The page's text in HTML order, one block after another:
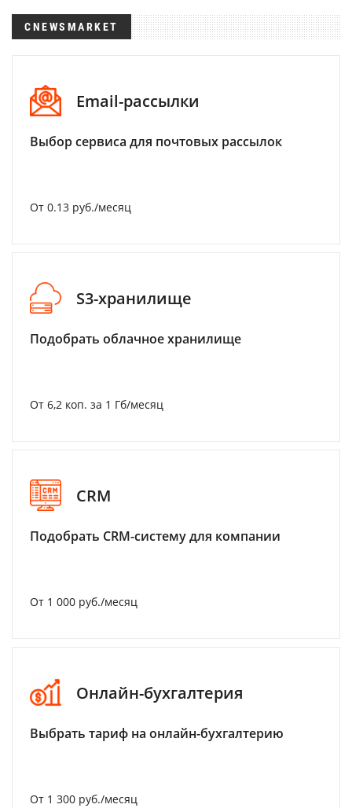
CNEWSMARKET
Email-рассылки
Выбор сервиса для почтовых рассылок
От 0.13 руб./месяц
S3-хранилище
Подобрать облачное хранилище
От 6,2 коп. за 1 Гб/месяц
CRM
Подобрать CRM-систему для компании
От 1 000 руб./месяц
Онлайн-бухгалтерия
Выбрать тариф на онлайн-бухгалтерию
От 1 300 руб./месяц